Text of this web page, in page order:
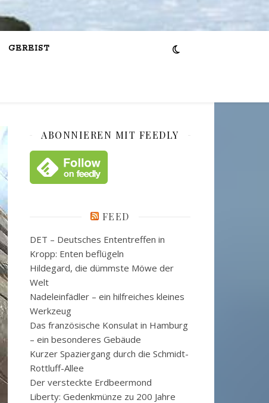
GEREIST
ABONNIEREN MIT FEEDLY
FEED
DET – Deutsches Ententreffen in
Kropp: Enten beflügeln
Hildegard, die dümmste Möwe der
Welt
Nadeleinfädler – ein hilfreiches kleines
Werkzeug
Das französische Konsulat in Hamburg
– ein besonderes Gebäude
Kurzer Spaziergang durch die Schmidt-
Rottluff-Allee
Der versteckte Erdbeermond
Liberty: Gedenkmünze zu 200 Jahre